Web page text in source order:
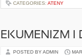
CATEGORIES: ATENY
EKUMENIZM I
POSTED BY ADMIN